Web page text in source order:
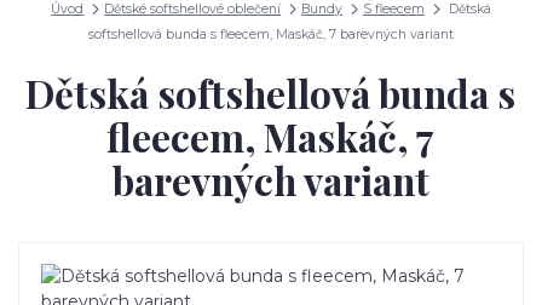
Úvod Dětské softshellové oblečení Bundy S fleecem
Dětská
softshellová bunda s fleecem, Maskáč, 7 barevných variant
Dětská softshellová bunda s
fleecem, Maskáč, 7
barevných variant